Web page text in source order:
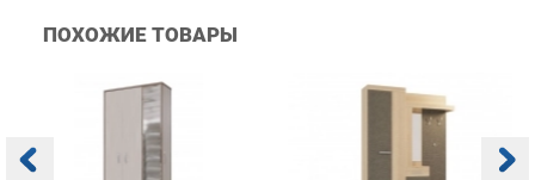
Прихожая Гранд Кволити
Домино mini Бодега
12 760 ₽ Купить
Прихожая Мебельсон